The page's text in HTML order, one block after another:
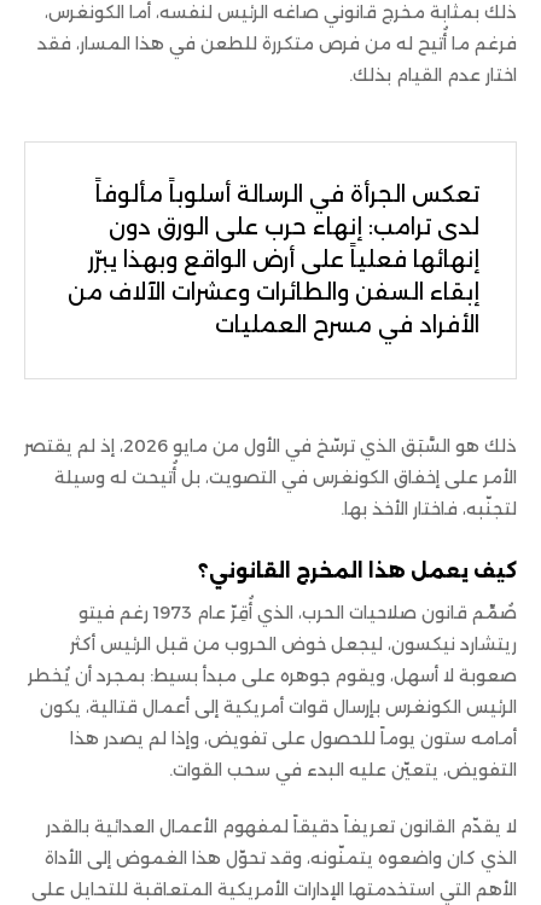
ذلك بمثابة مخرج قانوني صاغه الرئيس لنفسه، أما الكونغرس،
فرغم ما أُتيح له من فرص متكررة للطعن في هذا المسار، فقد
اختار عدم القيام بذلك.
تعكس الجرأة في الرسالة أسلوباً مألوفاً
لدى ترامب: إنهاء حرب على الورق دون
إنهائها فعلياً على أرض الواقع وبهذا يبرّر
إبقاء السفن والطائرات وعشرات الآلاف من
الأفراد في مسرح العمليات
ذلك هو السَّبَق الذي ترسّخ في الأول من مايو 2026، إذ لم يقتصر
الأمر على إخفاق الكونغرس في التصويت، بل أُتيحت له وسيلة
لتجنّبه، فاختار الأخذ بها.
كيف يعمل هذا المخرج القانوني؟
صُمِّم قانون صلاحيات الحرب، الذي أُقِرّ عام 1973 رغم فيتو
ريتشارد نيكسون، ليجعل خوض الحروب من قبل الرئيس أكثر
صعوبة لا أسهل، ويقوم جوهره على مبدأ بسيط: بمجرد أن يُخطر
الرئيس الكونغرس بإرسال قوات أمريكية إلى أعمال قتالية، يكون
أمامه ستون يوماً للحصول على تفويض، وإذا لم يصدر هذا
التفويض، يتعيّن عليه البدء في سحب القوات.
لا يقدّم القانون تعريفاً دقيقاً لمفهوم الأعمال العدائية بالقدر
الذي كان واضعوه يتمنّونه، وقد تحوّل هذا الغموض إلى الأداة
الأهم التي استخدمتها الإدارات الأمريكية المتعاقبة للتحايل على